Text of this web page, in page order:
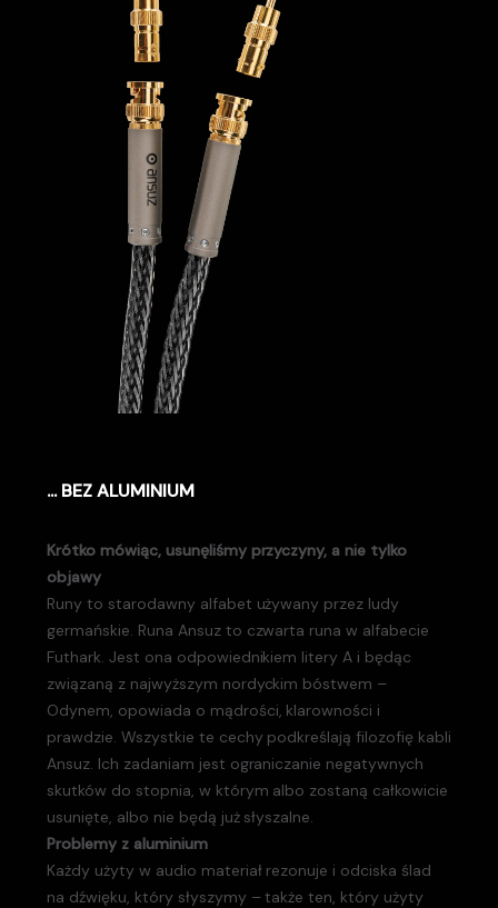
... BEZ ALUMINIUM
Krótko mówiąc, usunęliśmy przyczyny, a nie tylko
objawy
Runy to starodawny alfabet używany przez ludy
germańskie. Runa Ansuz to czwarta runa w alfabecie
Futhark. Jest ona odpowiednikiem litery A i będąc
związaną z najwyższym nordyckim bóstwem –
Odynem, opowiada o mądrości, klarowności i
prawdzie. Wszystkie te cechy podkreślają filozofię kabli
Ansuz. Ich zadaniam jest ograniczanie negatywnych
skutków do stopnia, w którym albo zostaną całkowicie
usunięte, albo nie będą już słyszalne.
Problemy z aluminium
Każdy użyty w audio materiał rezonuje i odciska ślad
na dźwięku, który słyszymy – także ten, który użyty